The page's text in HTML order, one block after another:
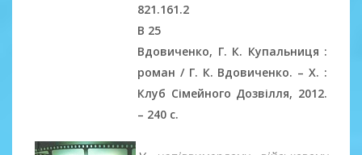
821.161.2
В 25
Вдовиченко, Г. К. Купальниця :
роман / Г. К. Вдовиченко. – Х. :
Клуб Сімейного Дозвілля, 2012.
– 240 c.